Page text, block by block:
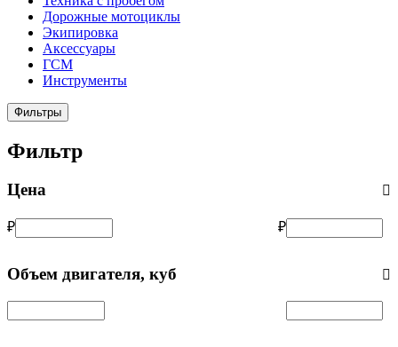
Дорожные мотоциклы
Экипировка
Аксессуары
ГСМ
Инструменты
Фильтры
Фильтр
Цена
₽ ₽
Объем двигателя, куб